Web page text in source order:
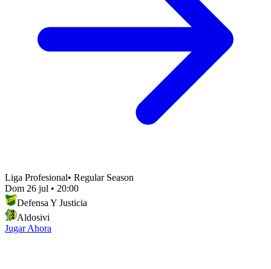
Liga Profesional• Regular Season
Dom 26 jul • 20:00
Defensa Y Justicia
Aldosivi
Jugar Ahora